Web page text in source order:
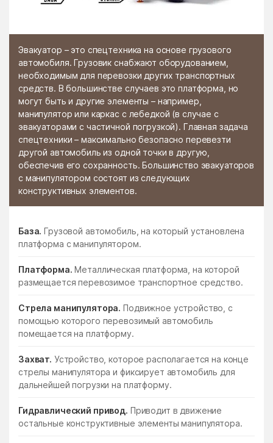
Эвакуатор – это спецтехника на основе грузового
автомобиля. Грузовик снабжают оборудованием,
необходимым для перевозки других транспортных
средств. В большинстве случаев это платформа, но
могут быть и другие элементы – например,
манипулятор или каркас с лебедкой (в случае с
эвакуаторами с частичной погрузкой). Главная задача
спецтехники – максимально безопасно перевезти
другой автомобиль из одной точки в другую,
обеспечив его сохранность. Большинство эвакуаторов
с манипулятором состоят из следующих
конструктивных элементов.
База. Грузовой автомобиль, на который установлена
платформа с манипулятором.
Платформа. Металлическая платформа, на которой
размещается перевозимое транспортное средство.
Стрела манипулятора. Подвижное устройство, с
помощью которого перевозимый автомобиль
помещается на платформу.
Захват. Устройство, которое располагается на конце
стрелы манипулятора и фиксирует автомобиль для
дальнейшей погрузки на платформу.
Гидравлический привод. Приводит в движение
остальные конструктивные элементы манипулятора.